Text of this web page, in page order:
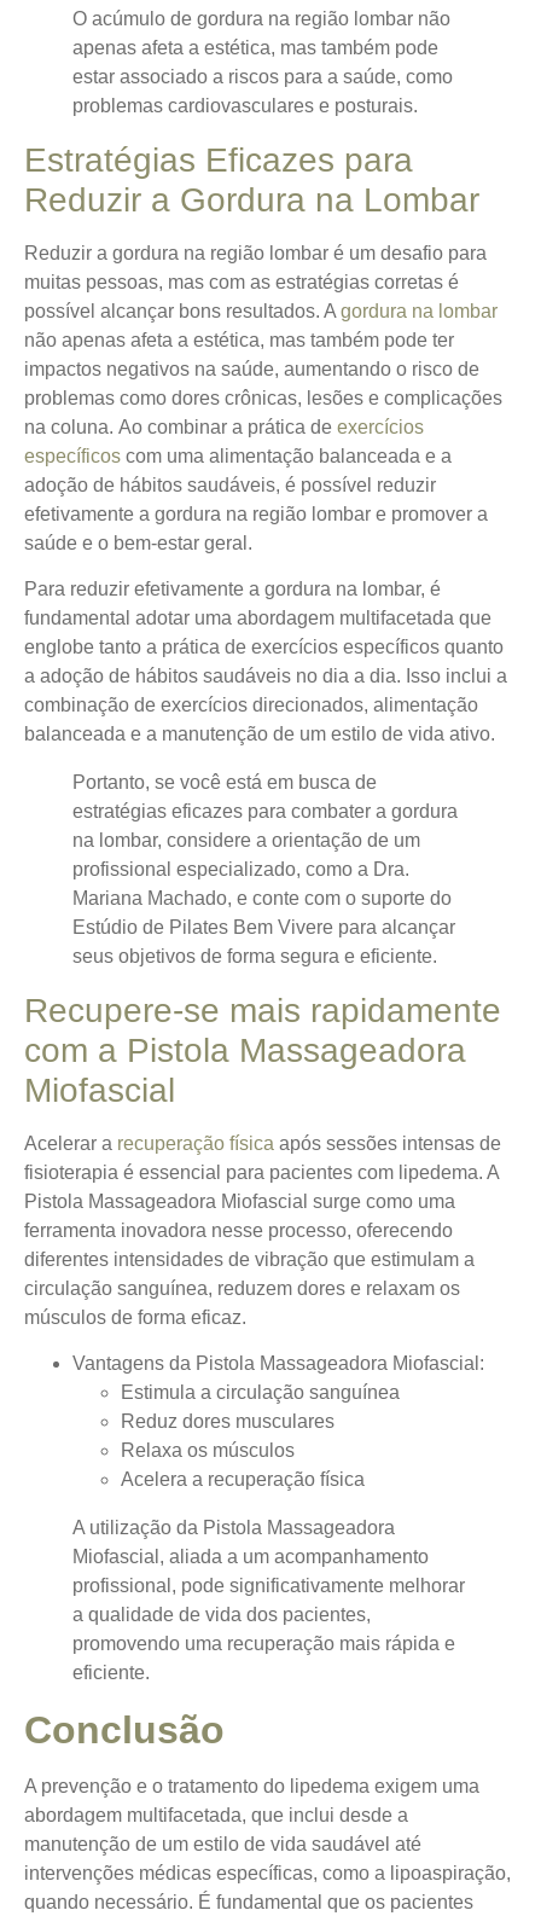
O acúmulo de gordura na região lombar não
apenas afeta a estética, mas também pode
estar associado a riscos para a saúde, como
problemas cardiovasculares e posturais.
Estratégias Eficazes para
Reduzir a Gordura na Lombar
Reduzir a gordura na região lombar é um desafio para
muitas pessoas, mas com as estratégias corretas é
possível alcançar bons resultados. A gordura na lombar
não apenas afeta a estética, mas também pode ter
impactos negativos na saúde, aumentando o risco de
problemas como dores crônicas, lesões e complicações
na coluna. Ao combinar a prática de exercícios
específicos com uma alimentação balanceada e a
adoção de hábitos saudáveis, é possível reduzir
efetivamente a gordura na região lombar e promover a
saúde e o bem-estar geral.
Para reduzir efetivamente a gordura na lombar, é
fundamental adotar uma abordagem multifacetada que
englobe tanto a prática de exercícios específicos quanto
a adoção de hábitos saudáveis no dia a dia. Isso inclui a
combinação de exercícios direcionados, alimentação
balanceada e a manutenção de um estilo de vida ativo.
Portanto, se você está em busca de
estratégias eficazes para combater a gordura
na lombar, considere a orientação de um
profissional especializado, como a Dra.
Mariana Machado, e conte com o suporte do
Estúdio de Pilates Bem Vivere para alcançar
seus objetivos de forma segura e eficiente.
Recupere-se mais rapidamente
com a Pistola Massageadora
Miofascial
Acelerar a recuperação física após sessões intensas de
fisioterapia é essencial para pacientes com lipedema. A
Pistola Massageadora Miofascial surge como uma
ferramenta inovadora nesse processo, oferecendo
diferentes intensidades de vibração que estimulam a
circulação sanguínea, reduzem dores e relaxam os
músculos de forma eficaz.
Vantagens da Pistola Massageadora Miofascial:
Estimula a circulação sanguínea
Reduz dores musculares
Relaxa os músculos
Acelera a recuperação física
A utilização da Pistola Massageadora
Miofascial, aliada a um acompanhamento
profissional, pode significativamente melhorar
a qualidade de vida dos pacientes,
promovendo uma recuperação mais rápida e
eficiente.
Conclusão
A prevenção e o tratamento do lipedema exigem uma
abordagem multifacetada, que inclui desde a
manutenção de um estilo de vida saudável até
intervenções médicas específicas, como a lipoaspiração,
quando necessário. É fundamental que os pacientes